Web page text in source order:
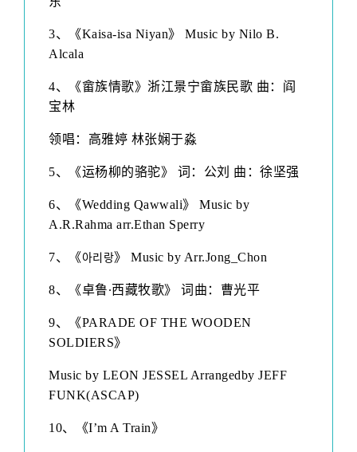
3、 《Kaisa-isa Niyan》 Music by Nilo B.
Alcala
4、 《畲族情歌》 浙江景宁畲族民歌 曲：阎
宝林
领唱：高雅婷 林张娴于淼
5、 《运杨柳的骆驼》 词：公刘 曲：徐坚强
6、 《Wedding Qawwali》 Music by
A.R.Rahma arr.Ethan Sperry
7、 《아리 랑》 Music by Arr.Jong_Chon
8、 《卓鲁∙西藏牧歌》 词曲：曹光平
9、
《PARADE OF THE WOODEN
SOLDIERS》
Music by LEON JESSEL Arrangedby JEFF
FUNK(ASCAP)
10、 《I’m A Train》